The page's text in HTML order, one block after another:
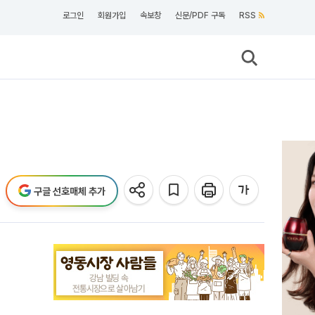
로그인 회원가입 속보창 신문/PDF 구독 RSS
구글 선호매체 추가